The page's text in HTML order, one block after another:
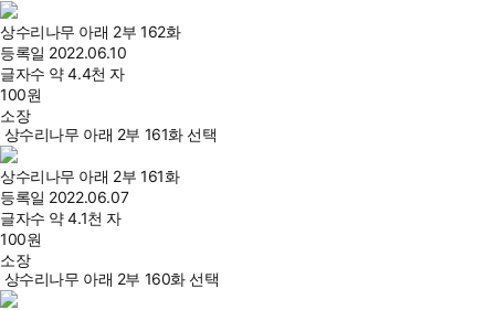
상수리나무 아래 2부 162화
등록일 2022.06.10
글자수 약 4.4천 자
100원
소장
상수리나무 아래 2부 161화 선택
상수리나무 아래 2부 161화
등록일 2022.06.07
글자수 약 4.1천 자
100원
소장
상수리나무 아래 2부 160화 선택